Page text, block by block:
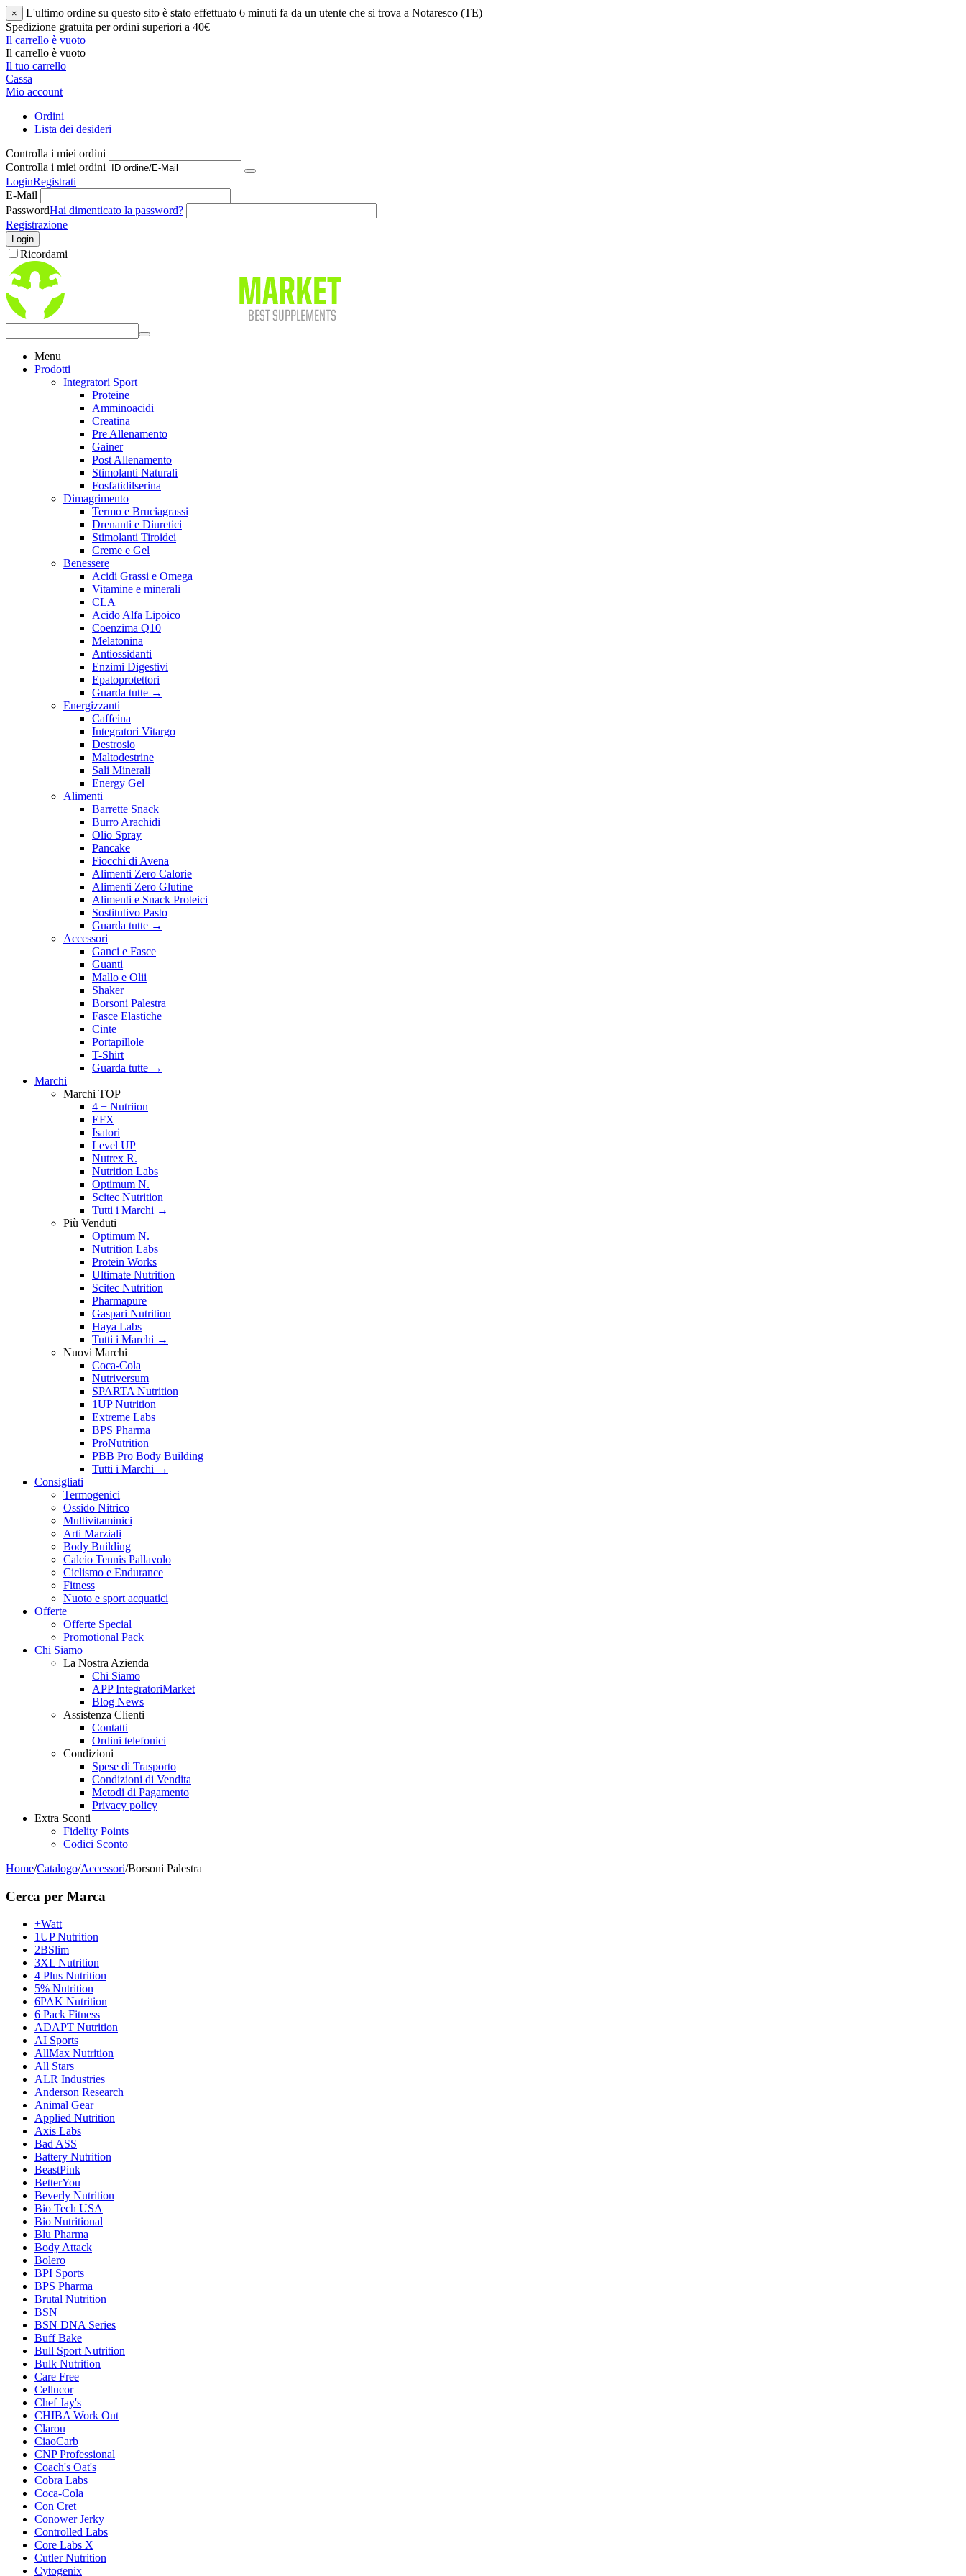
×
L'ultimo ordine su questo sito è stato effettuato 6 minuti fa da un utente che si trova a Notaresco (TE)
Spedizione gratuita per ordini superiori a 40€
Il carrello è vuoto
Il carrello è vuoto
Il tuo carrello
Cassa
Mio account
Ordini
Lista dei desideri
Controlla i miei ordini
Controlla i miei ordini
LoginRegistrati
E-Mail
PasswordHai dimenticato la password?
Registrazione
Login
Ricordami
Menu
Prodotti
Integratori Sport
Proteine
Amminoacidi
Creatina
Pre Allenamento
Gainer
Post Allenamento
Stimolanti Naturali
Fosfatidilserina
Dimagrimento
Termo e Bruciagrassi
Drenanti e Diuretici
Stimolanti Tiroidei
Creme e Gel
Benessere
Acidi Grassi e Omega
Vitamine e minerali
CLA
Acido Alfa Lipoico
Coenzima Q10
Melatonina
Antiossidanti
Enzimi Digestivi
Epatoprotettori
Guarda tutte →
Energizzanti
Caffeina
Integratori Vitargo
Destrosio
Maltodestrine
Sali Minerali
Energy Gel
Alimenti
Barrette Snack
Burro Arachidi
Olio Spray
Pancake
Fiocchi di Avena
Alimenti Zero Calorie
Alimenti Zero Glutine
Alimenti e Snack Proteici
Sostitutivo Pasto
Guarda tutte →
Accessori
Ganci e Fasce
Guanti
Mallo e Olii
Shaker
Borsoni Palestra
Fasce Elastiche
Cinte
Portapillole
T-Shirt
Guarda tutte →
Marchi
Marchi TOP
4 + Nutriion
EFX
Isatori
Level UP
Nutrex R.
Nutrition Labs
Optimum N.
Scitec Nutrition
Tutti i Marchi →
Più Venduti
Optimum N.
Nutrition Labs
Protein Works
Ultimate Nutrition
Scitec Nutrition
Pharmapure
Gaspari Nutrition
Haya Labs
Tutti i Marchi →
Nuovi Marchi
Coca-Cola
Nutriversum
SPARTA Nutrition
1UP Nutrition
Extreme Labs
BPS Pharma
ProNutrition
PBB Pro Body Building
Tutti i Marchi →
Consigliati
Termogenici
Ossido Nitrico
Multivitaminici
Arti Marziali
Body Building
Calcio Tennis Pallavolo
Ciclismo e Endurance
Fitness
Nuoto e sport acquatici
Offerte
Offerte Special
Promotional Pack
Chi Siamo
La Nostra Azienda
Chi Siamo
APP IntegratoriMarket
Blog News
Assistenza Clienti
Contatti
Ordini telefonici
Condizioni
Spese di Trasporto
Condizioni di Vendita
Metodi di Pagamento
Privacy policy
Extra Sconti
Fidelity Points
Codici Sconto
Home/Catalogo/Accessori/Borsoni Palestra
Cerca per Marca
+Watt
1UP Nutrition
2BSlim
3XL Nutrition
4 Plus Nutrition
5% Nutrition
6PAK Nutrition
6 Pack Fitness
ADAPT Nutrition
AI Sports
AllMax Nutrition
All Stars
ALR Industries
Anderson Research
Animal Gear
Applied Nutrition
Axis Labs
Bad ASS
Battery Nutrition
BeastPink
BetterYou
Beverly Nutrition
Bio Tech USA
Bio Nutritional
Blu Pharma
Body Attack
Bolero
BPI Sports
BPS Pharma
Brutal Nutrition
BSN
BSN DNA Series
Buff Bake
Bull Sport Nutrition
Bulk Nutrition
Care Free
Cellucor
Chef Jay's
CHIBA Work Out
Clarou
CiaoCarb
CNP Professional
Coach's Oat's
Cobra Labs
Coca-Cola
Con Cret
Conower Jerky
Controlled Labs
Core Labs X
Cutler Nutrition
Cytogenix